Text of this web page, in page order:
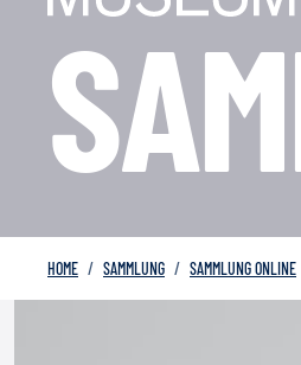
HOME SAMMLUNG SAMMLUNG ONLINE